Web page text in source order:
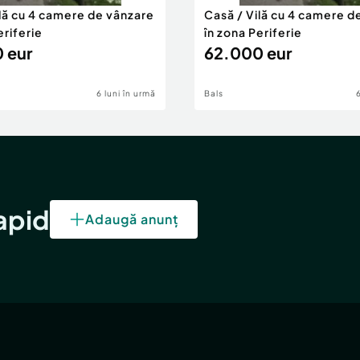
sanitare,o baie
de dus baie , un hol
, pentru spatii de
detasat peretele ,
casei , in
cu 4 camere de vânzare
eur
6 luni în urmă
Casă / Vilă cu 4 camere
în zona Periferie
62.000 eur
Bals
Adaugă anunț